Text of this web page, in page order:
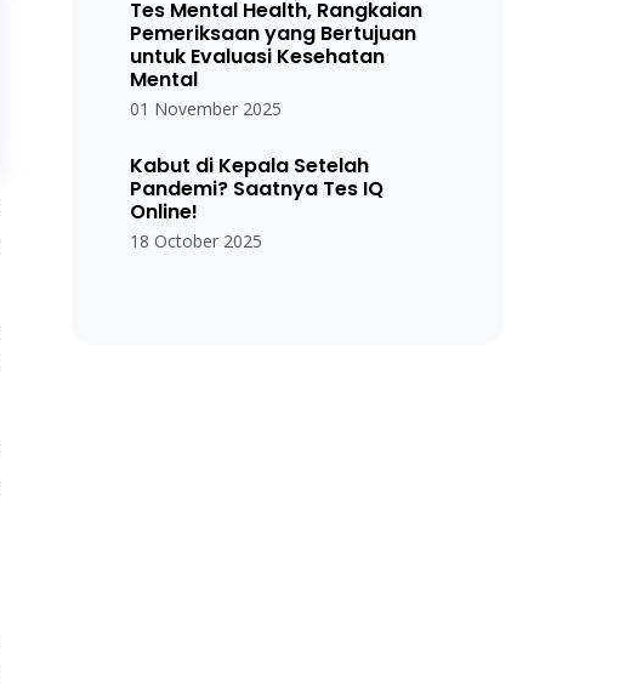
Tes Mental Health, Rangkaian
Pemeriksaan yang Bertujuan
untuk Evaluasi Kesehatan
Mental
01 November 2025
Kabut di Kepala Setelah
Pandemi? Saatnya Tes IQ
Online!
18 October 2025